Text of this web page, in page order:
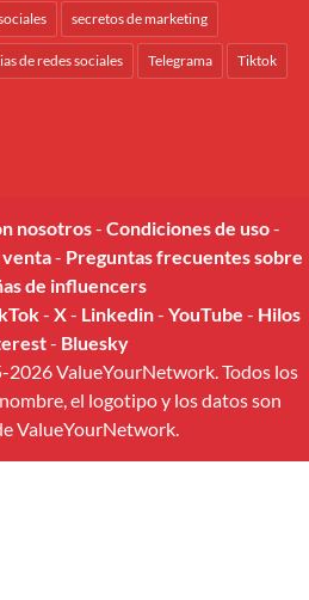
secretos de marketing
de redes sociales Telegrama Tiktok
nosotros- Condiciones de uso-
venta- Preguntas frecuentes sobre
de influencers
- X- Linkedin- YouTube - Hilos
- Bluesky
ValueYourNetwork. Todos los
el logotipo y los datos son
ValueYourNetwork.